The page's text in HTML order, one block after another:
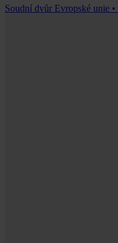
Soudní dvůr Evropské unie •